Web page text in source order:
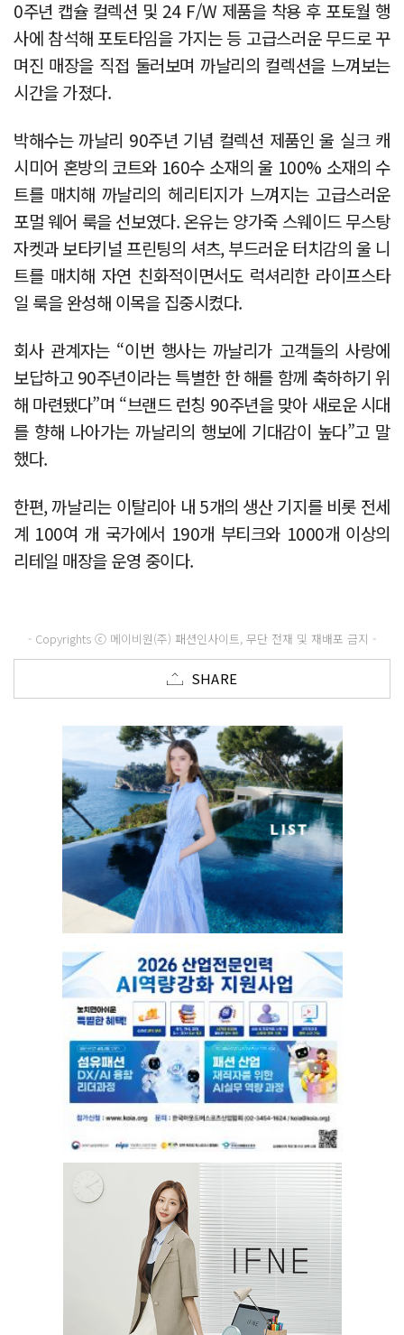
0주년 캡슐 컬렉션 및 24 F/W 제품을 착용 후 포토월 행
사에 참석해 포토타임을 가지는 등 고급스러운 무드로 꾸
며진 매장을 직접 둘러보며 까날리의 컬렉션을 느껴보는
시간을 가졌다.
박해수는 까날리 90주년 기념 컬렉션 제품인 울 실크 캐
시미어 혼방의 코트와 160수 소재의 울 100% 소재의 수
트를 매치해 까날리의 헤리티지가 느껴지는 고급스러운
포멀 웨어 룩을 선보였다. 온유는 양가죽 스웨이드 무스탕
자켓과 보타키널 프린팅의 셔츠, 부드러운 터치감의 울 니
트를 매치해 자연 친화적이면서도 럭셔리한 라이프스타
일 룩을 완성해 이목을 집중시켰다.
회사 관계자는 “이번 행사는 까날리가 고객들의 사랑에
보답하고 90주년이라는 특별한 한 해를 함께 축하하기 위
해 마련됐다”며 “브랜드 런칭 90주년을 맞아 새로운 시대
를 향해 나아가는 까날리의 행보에 기대감이 높다”고 말
했다.
한편, 까날리는 이탈리아 내 5개의 생산 기지를 비롯 전세
계 100여 개 국가에서 190개 부티크와 1000개 이상의
리테일 매장을 운영 중이다.
- Copyrights ⓒ 메이비원(주) 패션인사이트, 무단 전재 및 재배포 금지 -
SHARE